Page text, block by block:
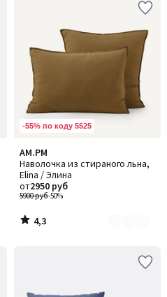
-55% по коду 5525
AM.PM
Наволочка из стираного льна,
Elina / Элина
5900 руб-50%
от2950 руб
4,3
/ 5
Количество
цветов:
2
4,3
/